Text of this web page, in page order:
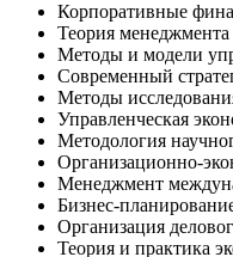
Корпоративные
Теория менеджмента
Методы и модели
Современный
Методы
Управленческая
Методология
Организационно-
Менеджмент
Бизнес-
Организация
Теория и практика